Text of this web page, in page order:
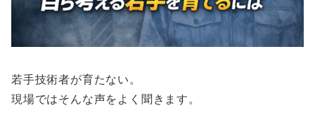
若手技術者が育たない。
現場ではそんな声をよく聞きます。